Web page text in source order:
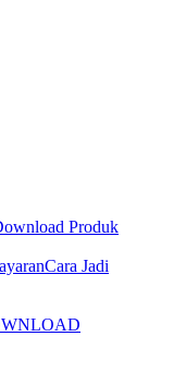
Produk
Cara Jadi